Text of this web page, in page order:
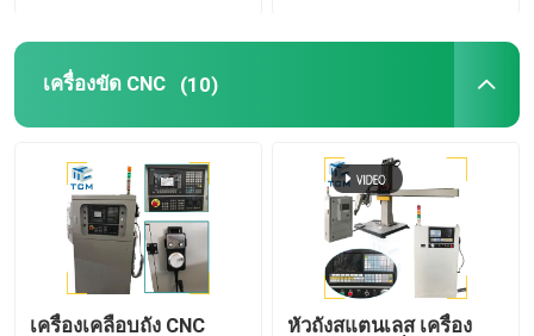
เครื่องขัด CNC (10)
เครื่องเคลือบถัง CNC
หัวถังสแตนเลส เครื่อง